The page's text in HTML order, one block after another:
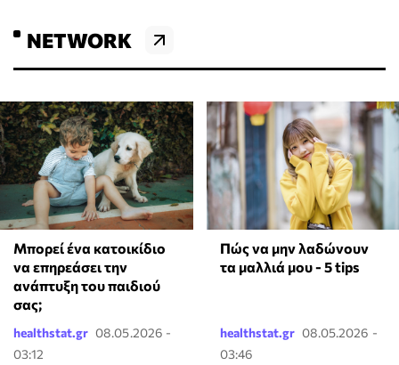
NETWORK
⁠Μπορεί ένα κατοικίδιο
να επηρεάσει την
ανάπτυξη του παιδιού
σας;
healthstat.gr 08.05.2026 -
03:12
Πώς να μην λαδώνουν
τα μαλλιά μου - 5 tips
healthstat.gr 08.05.2026 -
03:46